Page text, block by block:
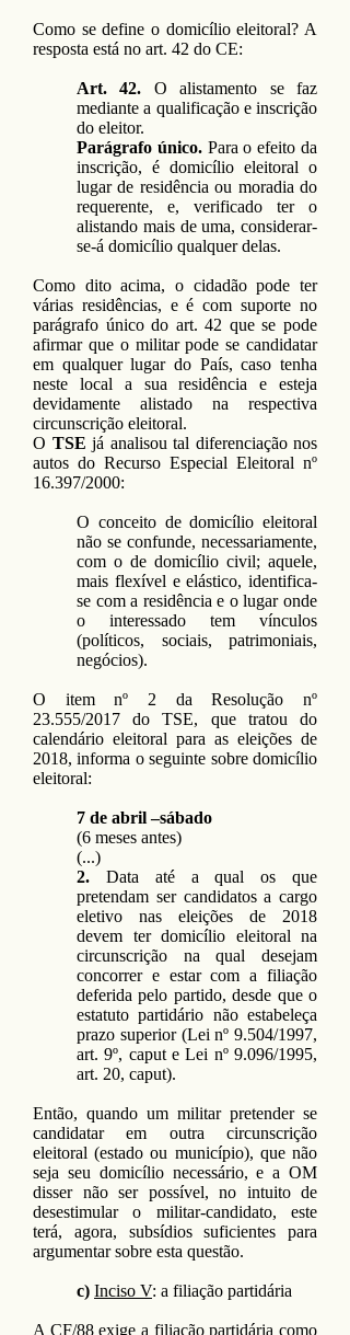
Como se define o domicílio eleitoral? A
resposta está no art. 42 do CE:
Art. 42. O alistamento se faz
mediante a qualificação e inscrição
do eleitor.
Parágrafo único. Para o efeito da
inscrição, é domicílio eleitoral o
lugar de residência ou moradia do
requerente, e, verificado ter o
alistando mais de uma, considerar-
se-á domicílio qualquer delas.
Como dito acima, o cidadão pode ter
várias residências, e é com suporte no
parágrafo único do art. 42 que se pode
afirmar que o militar pode se candidatar
em qualquer lugar do País, caso tenha
neste local a sua residência e esteja
devidamente alistado na respectiva
circunscrição eleitoral.
O TSE já analisou tal diferenciação nos
autos do Recurso Especial Eleitoral nº
16.397/2000:
O conceito de domicílio eleitoral
não se confunde, necessariamente,
com o de domicílio civil; aquele,
mais flexível e elástico, identifica-
se com a residência e o lugar onde
o interessado tem vínculos
(políticos, sociais, patrimoniais,
negócios).
O item nº 2 da Resolução nº
23.555/2017 do TSE, que tratou do
calendário eleitoral para as eleições de
2018, informa o seguinte sobre domicílio
eleitoral:
7 de abril –sábado
(6 meses antes)
(...)
2. Data até a qual os que
pretendam ser candidatos a cargo
eletivo nas eleições de 2018
devem ter domicílio eleitoral na
circunscrição na qual desejam
concorrer e estar com a filiação
deferida pelo partido, desde que o
estatuto partidário não estabeleça
prazo superior (Lei nº 9.504/1997,
art. 9º, caput e Lei nº 9.096/1995,
art. 20, caput).
Então, quando um militar pretender se
candidatar em outra circunscrição
eleitoral (estado ou município), que não
seja seu domicílio necessário, e a OM
disser não ser possível, no intuito de
desestimular o militar-candidato, este
terá, agora, subsídios suficientes para
argumentar sobre esta questão.
c) Inciso V: a filiação partidária
A CF/88 exige a filiação partidária como